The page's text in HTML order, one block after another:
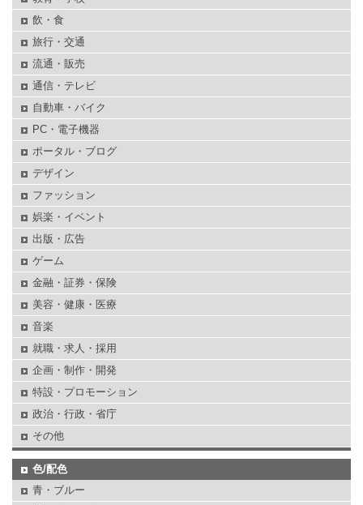
飲・食
旅行・交通
流通・販売
通信・テレビ
自動車・バイク
PC・電子機器
ポータル・ブログ
デザイン
ファッション
娯楽・イベント
出版・広告
ゲーム
金融・証券・保険
美容・健康・医療
音楽
就職・求人・採用
企画・制作・開発
特設・プロモーション
政治・行政・省庁
その他
色/配色
青・ブルー